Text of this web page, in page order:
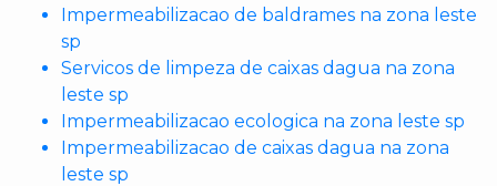
Impermeabilizacao de baldrames na zona leste
sp
Servicos de limpeza de caixas dagua na zona
leste sp
Impermeabilizacao ecologica na zona leste sp
Impermeabilizacao de caixas dagua na zona
leste sp